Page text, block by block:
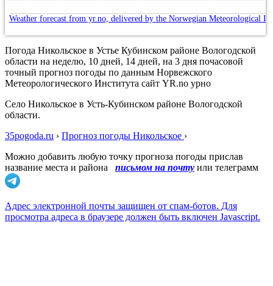
Weather forecast from yr.no, delivered by the Norwegian Meteorological
Погода Никольское в Устье Кубинском районе Вологодской
области на неделю, 10 дней, 14 дней, на 3 дня почасовой
точный прогноз погоды по данным Норвежского
Метеорологического Института сайт YR.no урно
Село Никольское в Усть-Кубинском районе Вологодской
области.
35pogoda.ru › Прогноз погоды Никольское ›
Можно добавить любую точку прогноза погоды прислав
название места и района
письмом на почту или телеграмм
Адрес электронной почты защищен от спам-ботов. Для
просмотра адреса в браузере должен быть включен Javascript.